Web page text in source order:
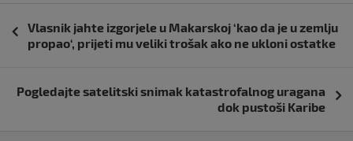
objava
Vlasnik jahte izgorjele u Makarskoj ‘kao da je u zemlju
propao‘, prijeti mu veliki trošak ako ne ukloni ostatke
Pogledajte satelitski snimak katastrofalnog uragana
dok pustoši Karibe